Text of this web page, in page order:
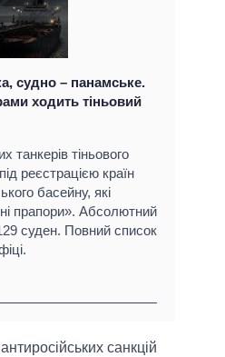
судно – панамське.
ходить тіньовий
танкерів тіньового
реєстрацією країн
басейну, які
прапори». Абсолютний
суден. Повний список
санкцій